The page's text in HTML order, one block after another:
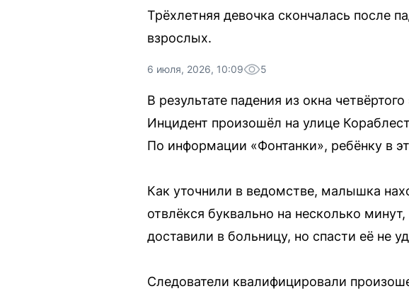
Трёхлетняя девочка скончалась после
взрослых.
6 июля, 2026, 10:09 5
В результате падения из окна
Инцидент произошёл на улице
По информации «Фонтанки», ребёнку в
Как уточнили в ведомстве, малышка
отвлёкся буквально на несколько
доставили в больницу, но спасти её не
Следователи квалифицировали